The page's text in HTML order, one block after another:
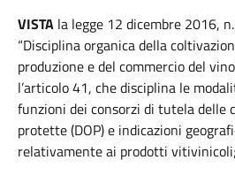
VISTA la legge 12 dicembre 2016,
“Disciplina organica della
produzione e del commercio del
l’articolo 41, che disciplina le
funzioni dei consorzi di tutela delle
protette (DOP) e indicazioni
relativamente ai prodotti vitivinicoli;